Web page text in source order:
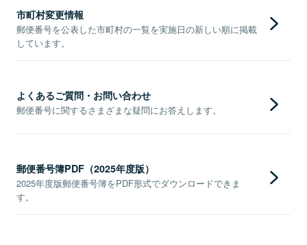
市町村変更情報
郵便番号を公表した市町村の一覧を実施日の新しい順に掲載
しています。
よくあるご質問・お問い合わせ
郵便番号に関するさまざまな疑問にお答えします。
郵便番号簿PDF（2025年度版）
2025年度版郵便番号簿をPDF形式でダウンロードできま
す。